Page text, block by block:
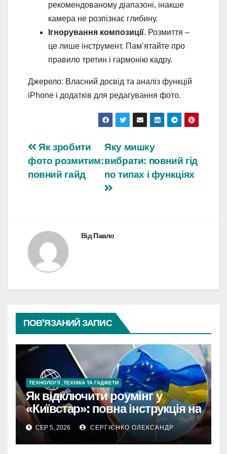
рекомендованому діапазоні, інакше
камера не розпізнає глибину.
Ігнорування композиції. Розмиття –
це лише інструмент. Пам’ятайте про
правило третин і гармонію кадру.
Джерело: Власний досвід та аналіз функцій
iPhone і додатків для редагування фото.
Навігація
записів
Яку мишку
вибрати: повний гід
по типах і функціях
Як зробити
фото розмитим:
повний гайд
ВідПавло
ПОВ’ЯЗАНИЙ ЗАПИС
ТЕХНОЛОГІЇ ,ТЕХНІКА ТА ГАДЖЕТИ
Як відключити роумінг у
«Київстар»: повна інструкція на
2026 рік
СЕР 5, 2026 СЕРГІЄНКО ОЛЕКСАНДР